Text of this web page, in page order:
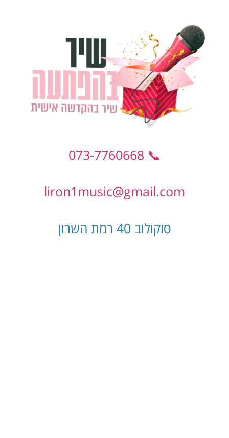
📞 073-7760668
liron1music@gmail.com
סוקולוב 40 רמת השרון